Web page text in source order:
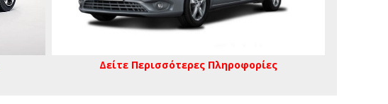
Δείτε Περισσότερες Πληροφορίες